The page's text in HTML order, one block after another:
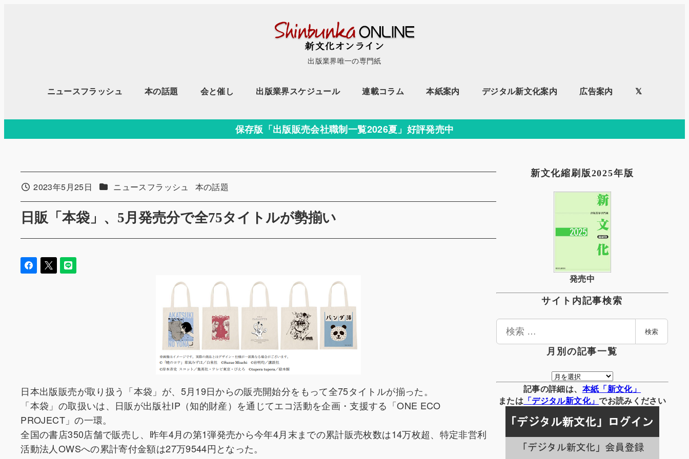
移
出版業界唯一の専門紙
ニュースフラッシュ 本の話題 会と催し 出版業界スケジュール 連載コラム 本紙案内 デジタル新文化案内 広告案内 𝕏
保存版「出版販売会社職制一覧2026夏」好評発売中
日販「本袋」、5月発売分で全75タイトルが勢揃い
投稿日2023年5月25日 カテゴリー
ニュースフラッシュ カテゴリー
本の話題
日本出版販売が取り扱う「本袋」が、5月19日からの販売開始分をもって全75タイトルが揃った。
「本袋」の取扱いは、日販が出版社IP（知的財産）を通じてエコ活動を企画・支援する「ONE ECO
PROJECT」の一環。
全国の書店350店舗で販売し、昨年4月の第1弾発売から今年4月末までの累計販売枚数は14万枚超、特定非営利
活動法人OWSへの累計寄付金額は27万9544円となった。
新文化縮刷版2025年版
発売中
サイト内記事検索
検
検索
月別の記事一覧
月
別
の
事
一
覧
記事の詳細は、 本紙「新文化」
または 「デジタル新文化」でお読みください